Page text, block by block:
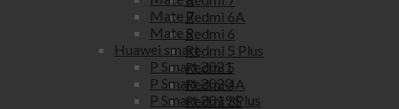
Redmi 6A
Redmi 6
Redmi 5 Plus
Redmi 5
Redmi 4A
Redmi 3S
Mate 7
Mate S
Huawei smart
P Smart 2021
P Smart 2020
P Smart 2019 Plus